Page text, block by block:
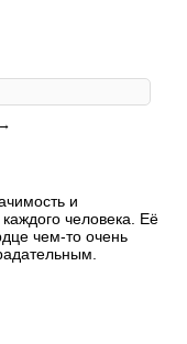
и
человека. Её
чем-то очень